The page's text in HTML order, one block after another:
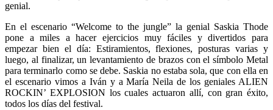
genial.
En el escenario “Welcome to the jungle” la genial Saskia Thode
pone a miles a hacer ejercicios muy fáciles y divertidos para
empezar bien el día: Estiramientos, flexiones, posturas varias y
luego, al finalizar, un levantamiento de brazos con el símbolo Metal
para terminarlo como se debe. Saskia no estaba sola, que con ella en
el escenario vimos a Iván y a María Neila de los geniales ALIEN
ROCKIN’ EXPLOSION los cuales actuaron allí, con gran éxito,
todos los días del festival.